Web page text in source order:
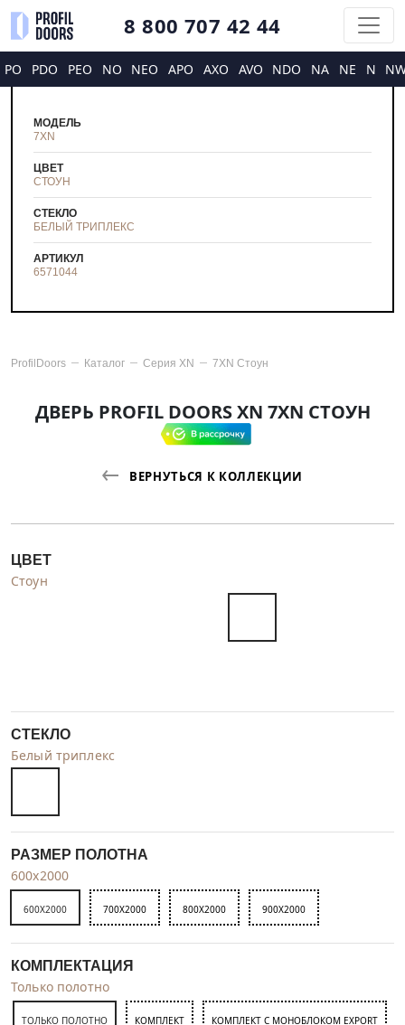
8 800 707 42 44
PO PDO PEO NO NEO APO AXO AVO NDO NA NE N
МОДЕЛЬ
7XN
ЦВЕТ
СТОУН
СТЕКЛО
БЕЛЫЙ ТРИПЛЕКС
АРТИКУЛ
6571044
ProfilDoors Каталог Серия XN 7XN Стоун
ДВЕРЬ PROFIL DOORS XN 7XN СТОУН
ВЕРНУТЬСЯ К КОЛЛЕКЦИИ
ЦВЕТ
Стоун
СТЕКЛО
Белый триплекс
РАЗМЕР ПОЛОТНА
600x2000
600X2000 700X2000 800X2000 900X2000
КОМПЛЕКТАЦИЯ
Только полотно
ТОЛЬКО ПОЛОТНО КОМПЛЕКТ КОМПЛЕКТ С МОНОБЛОКОМ EXPORT